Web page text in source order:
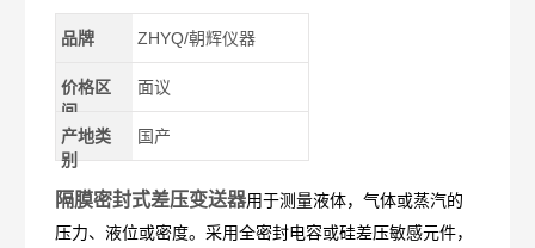
品牌 ZHYQ/朝辉仪器
价格区
间
面议
产地类
别
国产
隔膜密封式差压变送器用于测量液体，气体或蒸汽的
压力、液位或密度。采用全密封电容或硅差压敏感元件，